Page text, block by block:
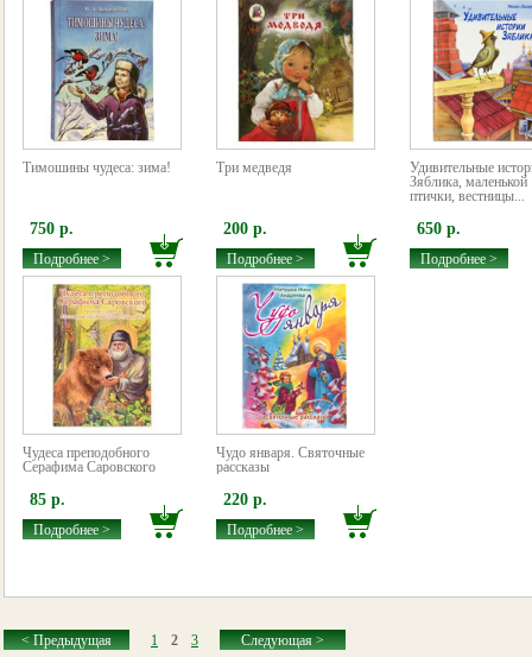
Тимошины чудеса: зима!
750 р.
Подробнее >
Три медведя
200 р.
Подробнее >
Удивительные
Зяблика, маленькой
птички, вестницы...
650 р.
Подробнее >
Чудеса преподобного
Серафима Саровского
85 р.
Подробнее >
Чудо января. Святочные
рассказы
220 р.
Подробнее >
< Предыдущая 1 2 3 Следующая >